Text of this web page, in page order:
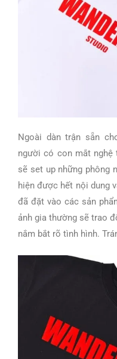
Ngoài dàn trận sẵn
người có con mắt nghệ
sẽ set up những phông
hiện được hết nội dung
đã đặt vào các sản
ảnh gia thường sẽ trao
nắm bắt rõ tình hình.